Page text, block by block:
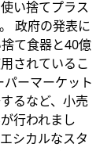
い捨てプラス
政府の発表に
て食器と40億
されているこ
パーマーケット
るなど、小売
行われまし
エシカルなスタ